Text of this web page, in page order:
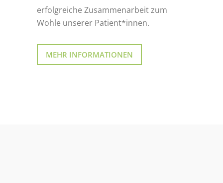
erfolgreiche Zusammenarbeit zum
Wohle unserer Patient*innen.
MEHR INFORMATIONEN